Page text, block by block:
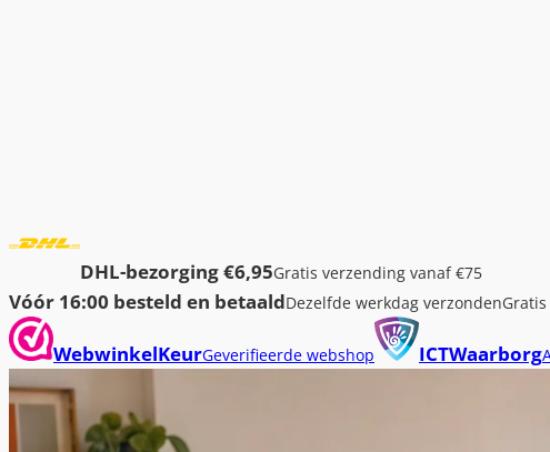
DHL-bezorging €6,95Gratis verzending vanaf €75
Vóór 16:00 besteld en betaaldDezelfde werkdag verzonden
WebwinkelKeurGeverifieerde webshop ICTWaarborg